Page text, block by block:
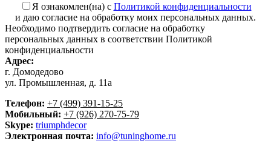
Я ознакомлен(на) с Политикой конфиденциальности
и даю согласие на обработку моих персональных данных.
Необходимо подтвердить согласие на обработку
персональных данных в соответствии Политикой
конфиденциальности
Адрес:
г. Домодедово
ул. Промышленная, д. 11а
Телефон: +7 (499) 391-15-25
Мобильный: +7 (926) 270-75-79
Skype: triumphdecor
Электронная почта: info@tuninghome.ru